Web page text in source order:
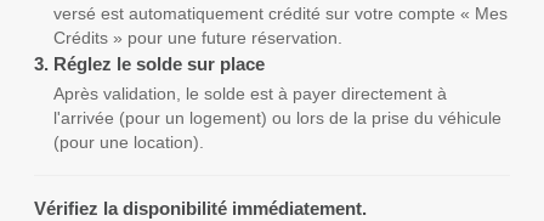
versé est automatiquement crédité sur votre compte « Mes
Crédits » pour une future réservation.
3. Réglez le solde sur place
Après validation, le solde est à payer directement à
l'arrivée (pour un logement) ou lors de la prise du véhicule
(pour une location).
Vérifiez la disponibilité immédiatement.